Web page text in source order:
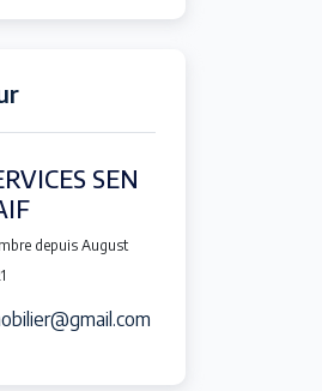
SEN
depuis August